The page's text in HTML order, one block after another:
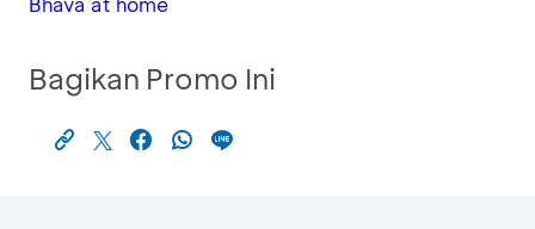
Bagikan Promo Ini